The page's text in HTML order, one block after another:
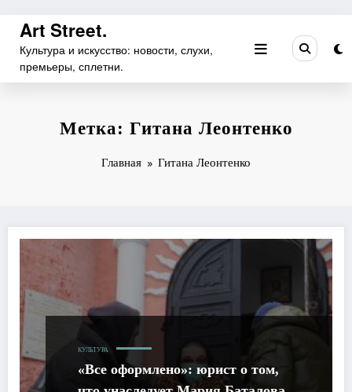
Перейти
содержимому
Art Street.
Культура и искусство: новости, слухи,
премьеры, сплетни.
Метка: Гитана Леонтенко
Главная Гитана Леонтенко
КУЛЬТУРА
«Все оформлено»: юрист о том,